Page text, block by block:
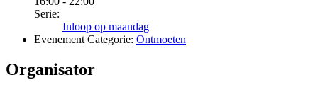
Serie:
Inloop op maandag
Evenement Categorie: Ontmoeten
Organisator